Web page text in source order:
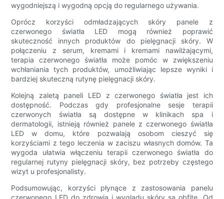
wygodniejszą i wygodną opcją do regularnego używania.
Oprócz korzyści odmładzających skóry panele z
czerwonego światła LED mogą również poprawić
skuteczność innych produktów do pielęgnacji skóry. W
połączeniu z serum, kremami i kremami nawilżającymi,
terapia czerwonego światła może pomóc w zwiększeniu
wchłaniania tych produktów, umożliwiając lepsze wyniki i
bardziej skuteczną rutynę pielęgnacji skóry.
Kolejną zaletą paneli LED z czerwonego światła jest ich
dostępność. Podczas gdy profesjonalne sesje terapii
czerwonych światła są dostępne w klinikach spa i
dermatologii, istnieją również panele z czerwonego światła
LED w domu, które pozwalają osobom cieszyć się
korzyściami z tego leczenia w zaciszu własnych domów. Ta
wygoda ułatwia włączeniu terapii czerwonego światła do
regularnej rutyny pielęgnacji skóry, bez potrzeby częstego
wizyt u profesjonalisty.
Podsumowując, korzyści płynące z zastosowania panelu